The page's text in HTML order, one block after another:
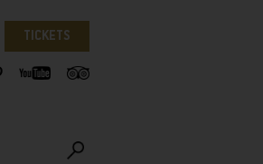
TICKETS